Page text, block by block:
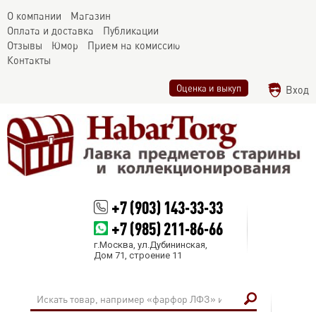
О компании
Магазин
Оплата и доставка
Публикации
Отзывы
Юмор
Прием на комиссию
Контакты
Оценка и выкуп Вход
+7 (903) 143-33-33
+7 (985) 211-86-66
г.Москва, ул.Дубининская,
Дом 71, строение 11